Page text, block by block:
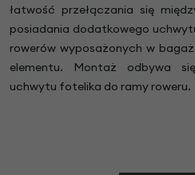
łatwość przełączania się
posiadania dodatkowego
rowerów wyposażonych w
elementu. Montaż odbywa
uchwytu fotelika do ramy roweru.